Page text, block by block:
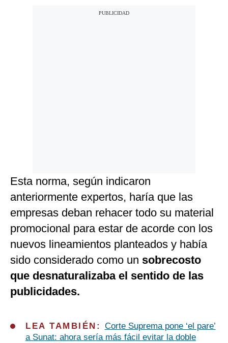
Esta norma, según indicaron
anteriormente expertos, haría que las
empresas deban rehacer todo su material
promocional para estar de acorde con los
nuevos lineamientos planteados y había
sido considerado como un sobrecosto
que desnaturalizaba el sentido de las
publicidades.
LEA TAMBIÉN: Corte Suprema pone ‘el pare’
a Sunat: ahora sería más fácil evitar la doble